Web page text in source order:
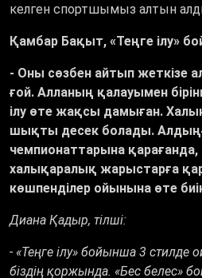
келген спортшымыз алтын
Қамбар Бақыт, «Теңге ілу»
- Оны сөзбен айтып жеткізе
ғой. Алланың қалауымен
ілу өте жақсы дамыған.
шықты десек болады.
чемпионаттарына
халықаралық жарыстарға
көшпенділер ойынына өте
Диана Қадыр, тілші:
- «Теңге ілу» бойынша 3 стилде
біздің қоржында. «Бес белес»